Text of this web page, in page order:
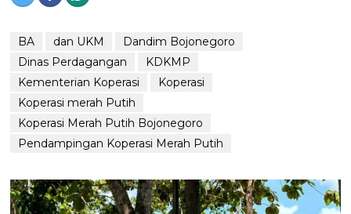
BA dan UKM
Dandim Bojonegoro
Dinas Perdagangan
KDKMP
Kementerian Koperasi
Koperasi
Koperasi merah Putih
Koperasi Merah Putih Bojonegoro
Pendampingan Koperasi Merah Putih